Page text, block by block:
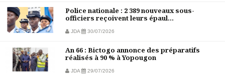
Police nationale : 2 389 nouveaux sous-
officiers reçoivent leurs épaul...
JDA 30/07/2026
An 66 : Bictogo annonce des préparatifs
réalisés à 90 % à Yopougon
JDA 29/07/2026